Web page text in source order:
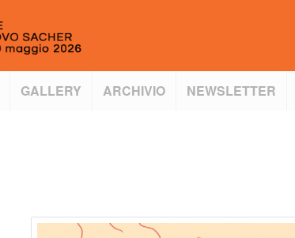
GALLERY ARCHIVIO NEWSLETTER